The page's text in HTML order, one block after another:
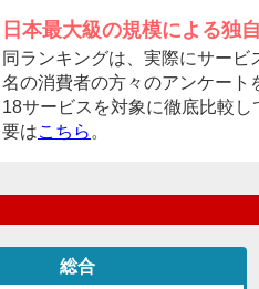
日本最大級の規模による独
同ランキングは、実際にサービ
名の消費者の方々のアンケート
18サービスを対象に徹底比較し
要はこちら 。
総合